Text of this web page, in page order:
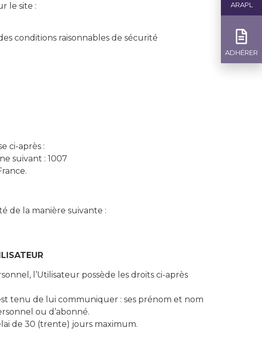
le site :
conditions raisonnables de sécurité
ci-après :
suivant : 1007
de la manière suivante :
l’Utilisateur possède les droits ci-après
tenu de lui communiquer : ses prénom et nom
ou d’abonné.
de 30 (trente) jours maximum.
ARAPL
ADHÉRER